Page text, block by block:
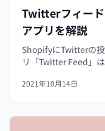
Twitterフィー
アプリを解説
ShopifyにTwitterの
リ「Twitter Feed」
稿を掲載することが
2021年10月14日